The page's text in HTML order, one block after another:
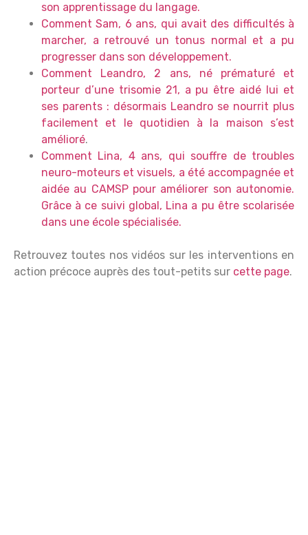
son apprentissage du langage.
Comment Sam, 6 ans, qui avait des difficultés à
marcher, a retrouvé un tonus normal et a pu
progresser dans son développement.
Comment Leandro, 2 ans, né prématuré et
porteur d’une trisomie 21, a pu être aidé lui et
ses parents : désormais Leandro se nourrit plus
facilement et le quotidien à la maison s’est
amélioré.
Comment Lina, 4 ans, qui souffre de troubles
neuro-moteurs et visuels, a été accompagnée et
aidée au CAMSP pour améliorer son autonomie.
Grâce à ce suivi global, Lina a pu être scolarisée
dans une école spécialisée.
Retrouvez toutes nos vidéos sur les interventions en
action précoce auprès des tout-petits sur cette page.